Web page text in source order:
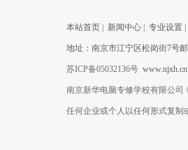
本站首页 新闻中心 专业设置
地址：南京市江宁区松岗街7号
苏ICP备05032136号 www.njxh.cn
南京新华电脑专修学校有限公司
任何企业或个人以任何形式复制